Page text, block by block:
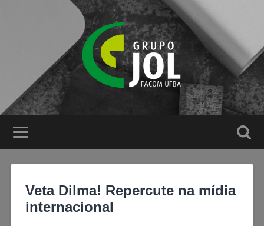
Veta Dilma! Repercute na mídia
internacional